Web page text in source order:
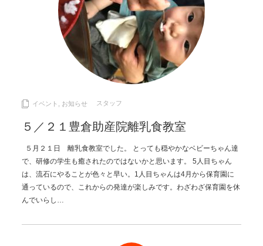
イベント , お知らせ スタッフ
５／２１豊倉助産院離乳食教室
５月２１日 離乳食教室でした。 とっても穏やかなベビーちゃん達
で、研修の学生も癒されたのではないかと思います。 5人目ちゃん
は、流石にやることが色々と早い。1人目ちゃんは4月から保育園に
通っているので、これからの発達が楽しみです。わざわざ保育園を休
んでいらし…